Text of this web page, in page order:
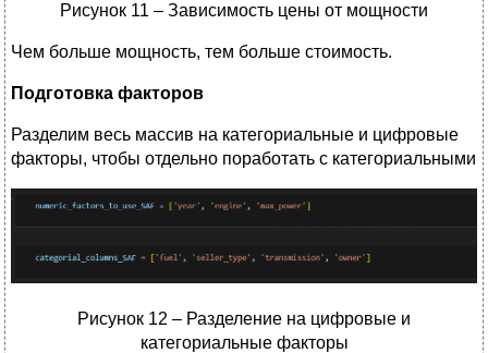
Рисунок 11 – Зависимость цены от мощности
Чем больше мощность, тем больше стоимость.
Подготовка факторов
Разделим весь массив на категориальные и цифровые
факторы, чтобы отдельно поработать с категориальными
Рисунок 12 – Разделение на цифровые и
категориальные факторы